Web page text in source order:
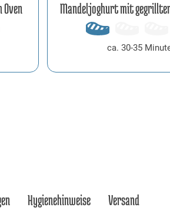
Mandeljoghurt mit
ca. 30-35
Hygienehinweise Versand